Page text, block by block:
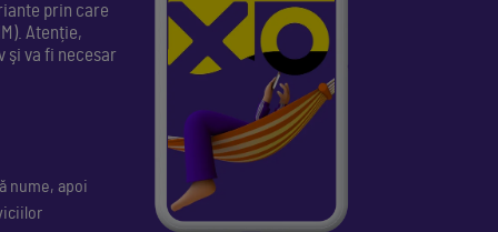
prin care
Atenție,
şi va fi necesar
nume, apoi